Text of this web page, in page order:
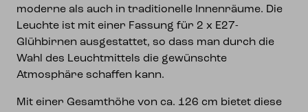
moderne als auch in traditionelle Innenräume. Die
Leuchte ist mit einer Fassung für 2 x E27-
Glühbirnen ausgestattet, so dass man durch die
Wahl des Leuchtmittels die gewünschte
Atmosphäre schaffen kann.
Mit einer Gesamthöhe von ca. 126 cm bietet diese